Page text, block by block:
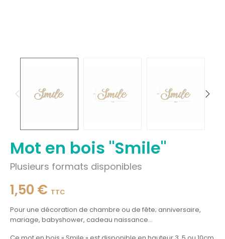
Mot en bois "Smile"
Plusieurs formats disponibles
1,50 € TTC
Pour une décoration de chambre ou de fête; anniversaire,
mariage, babyshower, cadeau naissance…